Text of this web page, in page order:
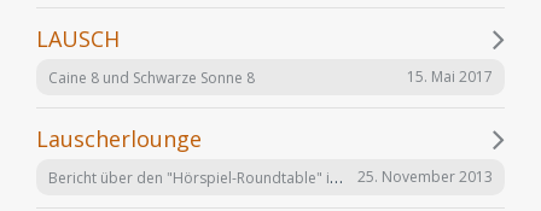
LAUSCH
Caine 8 und Schwarze Sonne 8 15. Mai 2017
Lauscherlounge
Bericht über den "Hörspiel-Roundtable" im Lauschermagazin 25. November 2013